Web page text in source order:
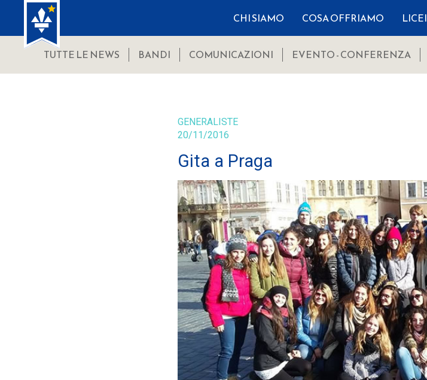
CHI SIAMO COSA OFFRIAMO LICEI
TUTTE LE NEWS BANDI COMUNICAZIONI EVENTO - CONFERENZA
GENERALISTE
20/11/2016
Gita a Praga